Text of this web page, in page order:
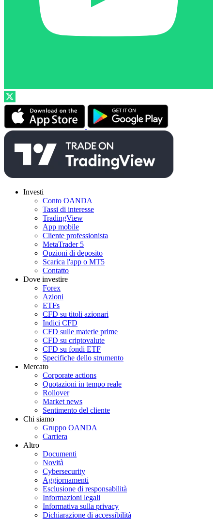
Investi
Conto OANDA
Tassi di interesse
TradingView
App mobile
Cliente professionista
MetaTrader 5
Opzioni di deposito
Scarica l'app o MT5
Contatto
Dove investire
Forex
Azioni
ETFs
CFD su titoli azionari
Indici CFD
CFD sulle materie prime
CFD su criptovalute
CFD su fondi ETF
Specifiche dello strumento
Mercato
Corporate actions
Quotazioni in tempo reale
Rollover
Market news
Sentimento del cliente
Chi siamo
Gruppo OANDA
Carriera
Altro
Documenti
Novità
Cybersecurity
Aggiornamenti
Esclusione di responsabilità
Informazioni legali
Informativa sulla privacy
Dichiarazione di accessibilità